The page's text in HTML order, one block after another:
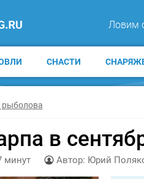
Ловим
СНАСТИ
рыболова
в
минут Автор: Юрий